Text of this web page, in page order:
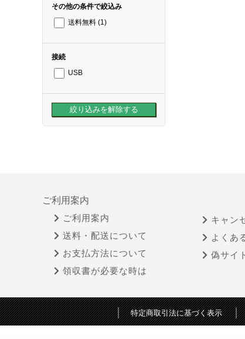
その他の条件で絞込み
送料無料 (1)
接続
USB
ご利用案内
ご利用案内
送料・配送について
お支払方法について
領収書が必要な時は
キャン
よくあ
偽サイ
特定商取引法に基づく表示